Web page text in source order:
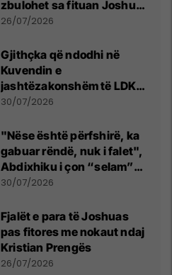
zbulohet sa fituan Joshua
e Prenga
26/07/2026
Gjithçka që ndodhi në
Kuvendin e
jashtëzakonshëm të LDK-
së
30/07/2026
"Nëse është përfshirë, ka
gabuar rëndë, nuk i falet",
Abdixhiku i çon “selam”
Përparim Ramës
30/07/2026
Fjalët e para të Joshuas
pas fitores me nokaut ndaj
Kristian Prengës
26/07/2026